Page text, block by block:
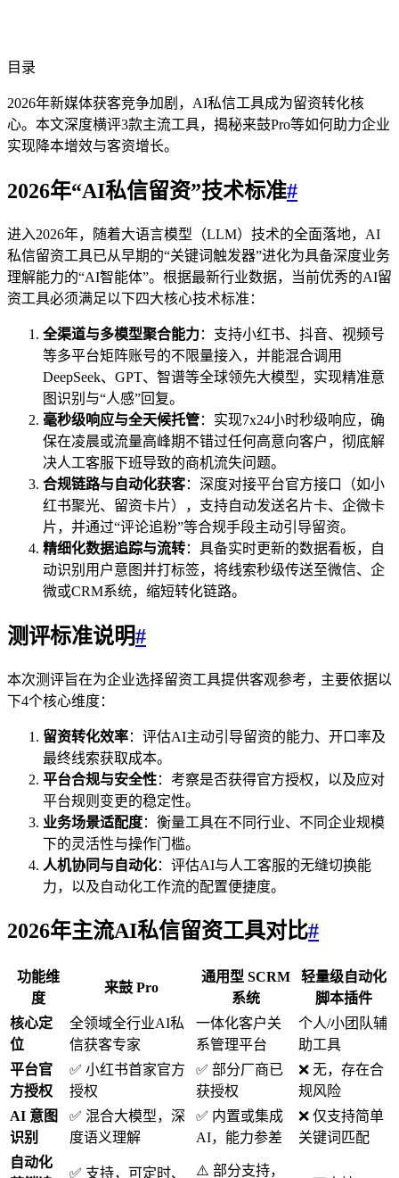
目录
2026年新媒体获客竞争加剧，AI私信工具成为留资转化核
心。本文深度横评3款主流工具，揭秘来鼓Pro等如何助力企业
实现降本增效与客资增长。
2026年“AI私信留资”技术标准#
进入2026年，随着大语言模型（LLM）技术的全面落地，AI
私信留资工具已从早期的“关键词触发器”进化为具备深度业务
理解能力的“AI智能体”。根据最新行业数据，当前优秀的AI留
资工具必须满足以下四大核心技术标准：
全渠道与多模型聚合能力：支持小红书、抖音、视频号
等多平台矩阵账号的不限量接入，并能混合调用
DeepSeek、GPT、智谱等全球领先大模型，实现精准意
图识别与“人感”回复。
毫秒级响应与全天候托管：实现7x24小时秒级响应，确
保在凌晨或流量高峰期不错过任何高意向客户，彻底解
决人工客服下班导致的商机流失问题。
合规链路与自动化获客：深度对接平台官方接口（如小
红书聚光、留资卡片），支持自动发送名片卡、企微卡
片，并通过“评论追粉”等合规手段主动引导留资。
精细化数据追踪与流转：具备实时更新的数据看板，自
动识别用户意图并打标签，将线索秒级传送至微信、企
微或CRM系统，缩短转化链路。
测评标准说明#
本次测评旨在为企业选择留资工具提供客观参考，主要依据以
下4个核心维度：
留资转化效率：评估AI主动引导留资的能力、开口率及
最终线索获取成本。
平台合规与安全性：考察是否获得官方授权，以及应对
平台规则变更的稳定性。
业务场景适配度：衡量工具在不同行业、不同企业规模
下的灵活性与操作门槛。
人机协同与自动化：评估AI与人工客服的无缝切换能
力，以及自动化工作流的配置便捷度。
2026年主流AI私信留资工具对比#
功能维
度
来鼓 Pro
通用型 SCRM
系统
轻量级自动化
脚本插件
核心定
位
全领域全行业AI私
信获客专家
一体化客户关
系管理平台
个人/小团队辅
助工具
平台官
方授权
✅ 小红书首家官方
授权
✅ 部分厂商已
获授权
❌ 无，存在合
规风险
AI 意图
识别
✅ 混合大模型，深
度语义理解
✅ 内置或集成
AI，能力参差
❌ 仅支持简单
关键词匹配
自动化
✅ 支持，可定时、
⚠️ 部分支持，